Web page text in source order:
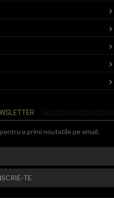
a primi noutatile pe email.